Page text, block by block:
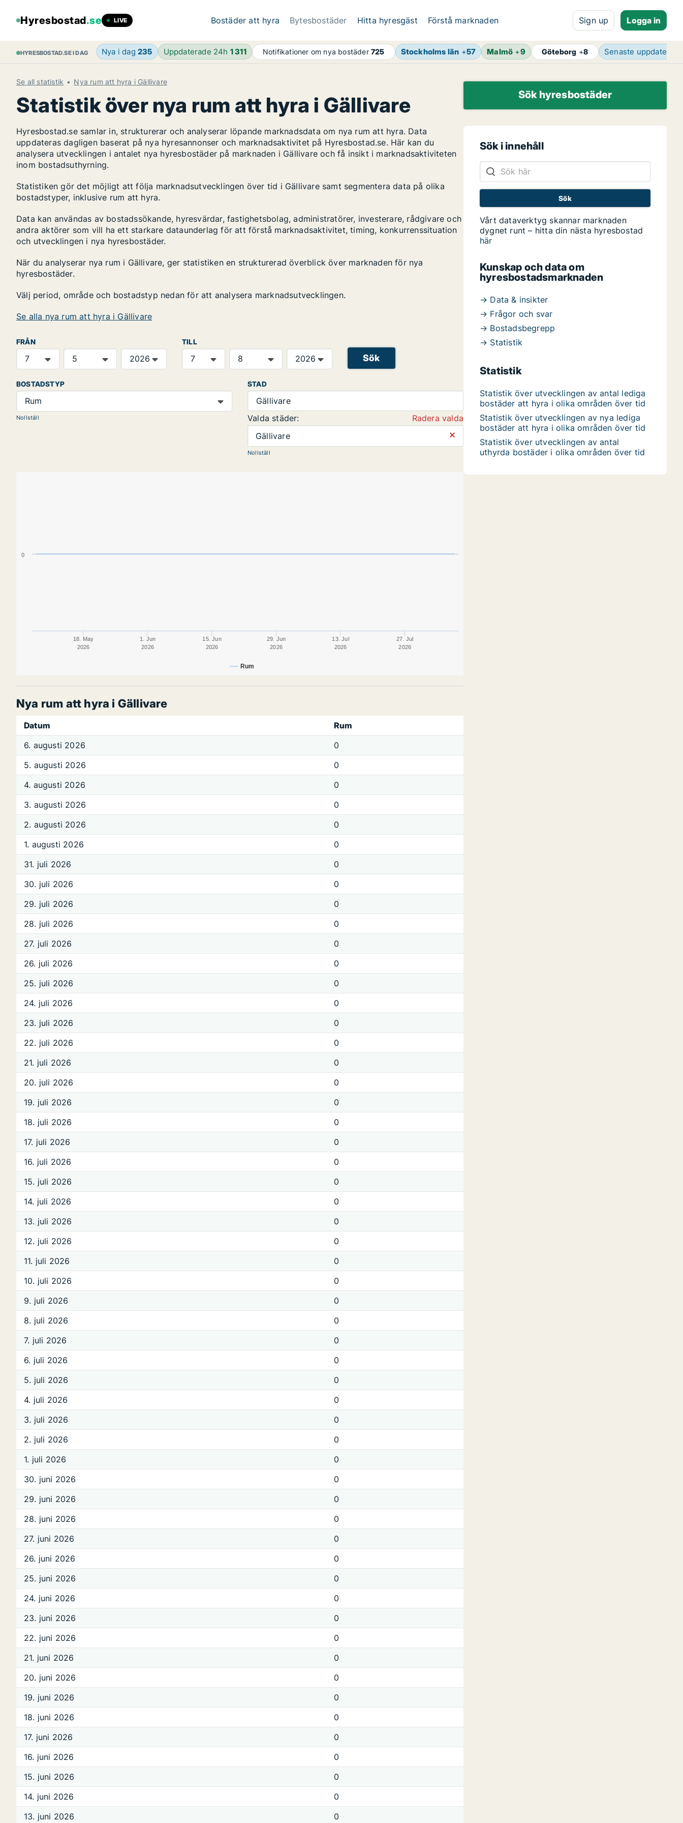
Hyresbostad.se LIVE Bostäder att hyra Bytesbostäder Hitta hyresgäst Förstå marknaden Sign up Logga in
HYRESBOSTAD.SE I DAG Nya i dag 235 Uppdaterade 24h 1 311 Notifikationer om nya bostäder725 Stockholms län +57 Malmö +9 Göteborg +8 Senaste
Se all statistik Nya rum att hyra i Gällivare
Statistik över nya rum att hyra i Gällivare
Hyresbostad.se samlar in, strukturerar och analyserar löpande marknadsdata om nya rum att hyra. Data
uppdateras dagligen baserat på nya hyresannonser och marknadsaktivitet på Hyresbostad.se. Här kan du
analysera utvecklingen i antalet nya hyresbostäder på marknaden i Gällivare och få insikt i marknadsaktiviteten
inom bostadsuthyrning.
Statistiken gör det möjligt att följa marknadsutvecklingen över tid i Gällivare samt segmentera data på olika
bostadstyper, inklusive rum att hyra.
Data kan användas av bostadssökande, hyresvärdar, fastighetsbolag, administratörer, investerare, rådgivare och
andra aktörer som vill ha ett starkare dataunderlag för att förstå marknadsaktivitet, timing, konkurrenssituation
och utvecklingen i nya hyresbostäder.
När du analyserar nya rum i Gällivare, ger statistiken en strukturerad överblick över marknaden för nya
hyresbostäder.
Välj period, område och bostadstyp nedan för att analysera marknadsutvecklingen.
Se alla nya rum att hyra i Gällivare
FRÅN TILL
Sök
BOSTADSTYP
Rum
Nollställ
STAD
Gällivare
Valda städer:
Radera valda
Gällivare
⨯
Nollställ
Rum
18. May
2026
1. Jun
2026
15. Jun
2026
29. Jun
2026
13. Jul
2026
27. Jul
2026
0
Nya rum att hyra i Gällivare
Datum
Rum
6. augusti 2026
0
5. augusti 2026
0
4. augusti 2026
0
3. augusti 2026
0
2. augusti 2026
0
1. augusti 2026
0
31. juli 2026
0
30. juli 2026
0
29. juli 2026
0
28. juli 2026
0
27. juli 2026
0
26. juli 2026
0
25. juli 2026
0
24. juli 2026
0
23. juli 2026
0
22. juli 2026
0
21. juli 2026
0
20. juli 2026
0
19. juli 2026
0
18. juli 2026
0
17. juli 2026
0
16. juli 2026
0
15. juli 2026
0
14. juli 2026
0
13. juli 2026
0
12. juli 2026
0
11. juli 2026
0
10. juli 2026
0
9. juli 2026
0
8. juli 2026
0
7. juli 2026
0
6. juli 2026
0
5. juli 2026
0
4. juli 2026
0
3. juli 2026
0
2. juli 2026
0
1. juli 2026
0
30. juni 2026
0
29. juni 2026
0
28. juni 2026
0
27. juni 2026
0
26. juni 2026
0
25. juni 2026
0
24. juni 2026
0
23. juni 2026
0
22. juni 2026
0
21. juni 2026
0
20. juni 2026
0
19. juni 2026
0
18. juni 2026
0
17. juni 2026
0
16. juni 2026
0
15. juni 2026
0
14. juni 2026
0
13. juni 2026
0
Sök hyresbostäder
Sök i innehåll
Vårt dataverktyg skannar marknaden
dygnet runt – hitta din nästa hyresbostad
här
Kunskap och data om
hyresbostadsmarknaden
→ Data & insikter
→ Frågor och svar
→ Bostadsbegrepp
→ Statistik
Statistik
Statistik över utvecklingen av antal lediga
bostäder att hyra i olika områden över tid
Statistik över utvecklingen av nya lediga
bostäder att hyra i olika områden över tid
Statistik över utvecklingen av antal
uthyrda bostäder i olika områden över tid